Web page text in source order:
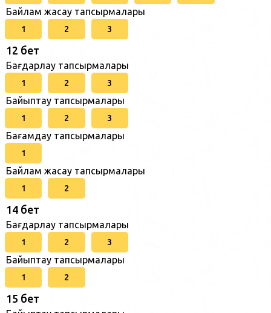
Байлам жасау тапсырмалары
1 2 3
12 бет
Бағдарлау тапсырмалары
1 2 3
Байыптау тапсырмалары
1 2 3
Бағамдау тапсырмалары
1
Байлам жасау тапсырмалары
1 2
14 бет
Бағдарлау тапсырмалары
1 2 3
Байыптау тапсырмалары
1 2
15 бет